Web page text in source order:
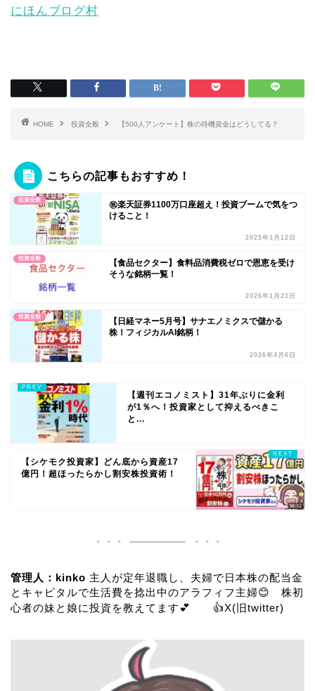
にほんブログ村
HOME 投資全般 【500人アンケート】株の待機資金はどうしてる？
こちらの記事もおすすめ！
投資全般
㊗️楽天証券1100万口座超え！投資ブームで気をつ
けること！
2025年1月12日
投資全般
【食品セクター】食料品消費税ゼロで恩恵を受け
そうな銘柄一覧！
2026年1月21日
投資全般
【日経マネー5月号】サナエノミクスで儲かる
株！フィジカルAI銘柄！
2026年4月6日
【週刊エコノミスト】31年ぶりに金利
が1％へ！投資家として抑えるべきこ
と...
【シケモク投資家】どん底から資産17
億円！超ほったらかし割安株投資術！
管理人：kinko 主人が定年退職し、夫婦で日本株の配当金
とキャピタルで生活費を捻出中のアラフィフ主婦😊 株初
心者の妹と娘に投資を教えてます💕 👍X(旧twitter)